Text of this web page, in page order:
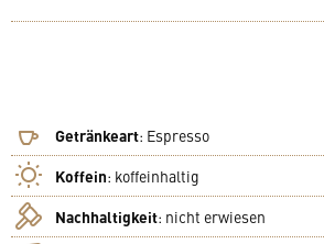
Getränkeart: Espresso
Koffein: koffeinhaltig
Nachhaltigkeit: nicht erwiesen